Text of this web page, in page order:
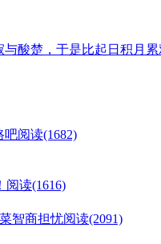
酸楚，于是比起日积月
吧阅读(1682)
阅读(1616)
智商担忧阅读(2091)